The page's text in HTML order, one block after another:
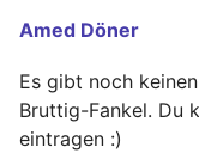
Amed Döner
Es gibt noch
Bruttig-Fankel. Du
eintragen :)